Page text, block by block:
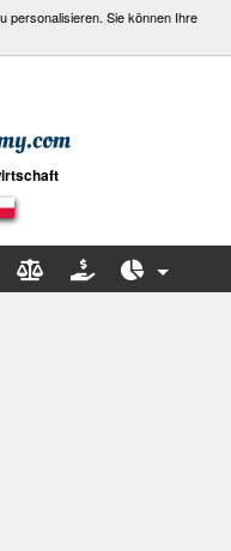
personalisieren. Sie können Ihre